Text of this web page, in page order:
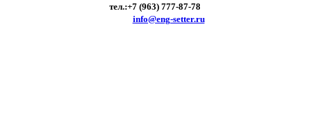
тел.:+7 (963) 777-87-78
info@eng-setter.ru